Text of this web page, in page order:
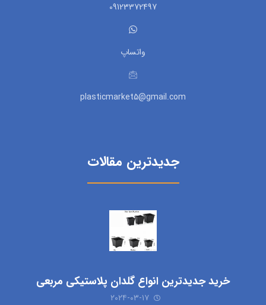
09123372497
واتساپ
plasticmarket5@gmail.com
جدیدترین مقالات
خرید جدیدترین انواع گلدان پلاستیکی مربعی
۲۰۲۴-۰۳-۱۷